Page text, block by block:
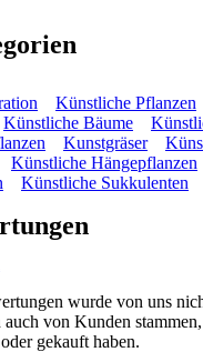
Künstliche Pflanzen
Künstliche Bäume
Kunstgräser
Künstliche Hängepflanzen
Künstliche Sukkulenten
wurde von uns
von Kunden
gekauft haben.